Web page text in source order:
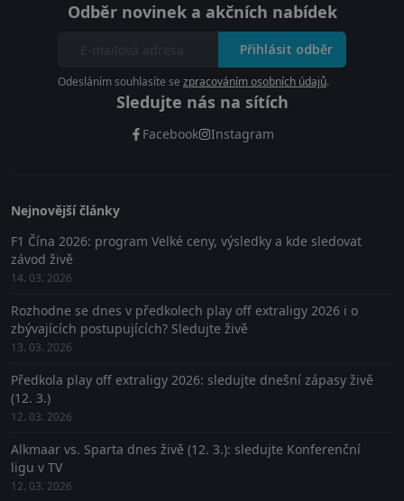
Odběr novinek a akčních nabídek
Přihlásit odběr
Odesláním souhlasíte se zpracováním osobních údajů.
Sledujte nás na sítích
Facebook Instagram
Nejnovější články
F1 Čína 2026: program Velké ceny, výsledky a kde sledovat
závod živě
14. 03. 2026
Rozhodne se dnes v předkolech play off extraligy 2026 i o
zbývajících postupujících? Sledujte živě
13. 03. 2026
Předkola play off extraligy 2026: sledujte dnešní zápasy živě
(12. 3.)
12. 03. 2026
Alkmaar vs. Sparta dnes živě (12. 3.): sledujte Konferenční
ligu v TV
12. 03. 2026